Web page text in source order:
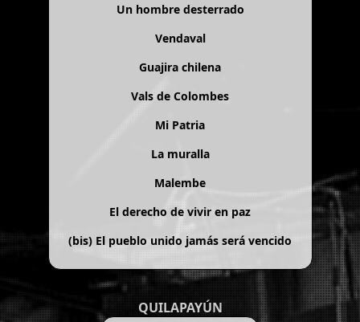
Un hombre desterrado
Vendaval
Guajira chilena
Vals de Colombes
Mi Patria
La muralla
Malembe
El derecho de vivir en paz
(bis) El pueblo unido jamás será vencido
QUILAPAYÚN